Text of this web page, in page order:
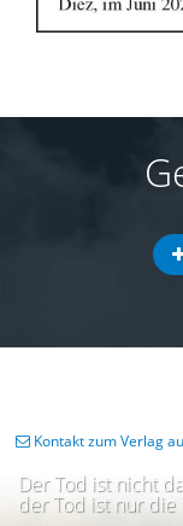
Der Tod ist nicht
der Tod ist nur die
Kontakt zum Verlag